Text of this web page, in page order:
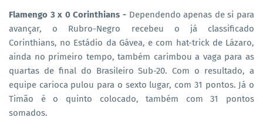
Flamengo 3 x 0 Corinthians - Dependendo apenas de si para
avançar, o Rubro-Negro recebeu o já classificado
Corinthians, no Estádio da Gávea, e com hat-trick de Lázaro,
ainda no primeiro tempo, também carimbou a vaga para as
quartas de final do Brasileiro Sub-20. Com o resultado, a
equipe carioca pulou para o sexto lugar, com 31 pontos. Já o
Timão é o quinto colocado, também com 31 pontos
somados.